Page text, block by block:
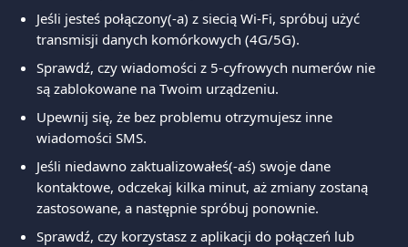
Jeśli jesteś połączony(-a) z siecią Wi-Fi, spróbuj użyć
transmisji danych komórkowych (4G/5G).
Sprawdź, czy wiadomości z 5-cyfrowych numerów nie
są zablokowane na Twoim urządzeniu.
Upewnij się, że bez problemu otrzymujesz inne
wiadomości SMS.
Jeśli niedawno zaktualizowałeś(-aś) swoje dane
kontaktowe, odczekaj kilka minut, aż zmiany zostaną
zastosowane, a następnie spróbuj ponownie.
Sprawdź, czy korzystasz z aplikacji do połączeń lub